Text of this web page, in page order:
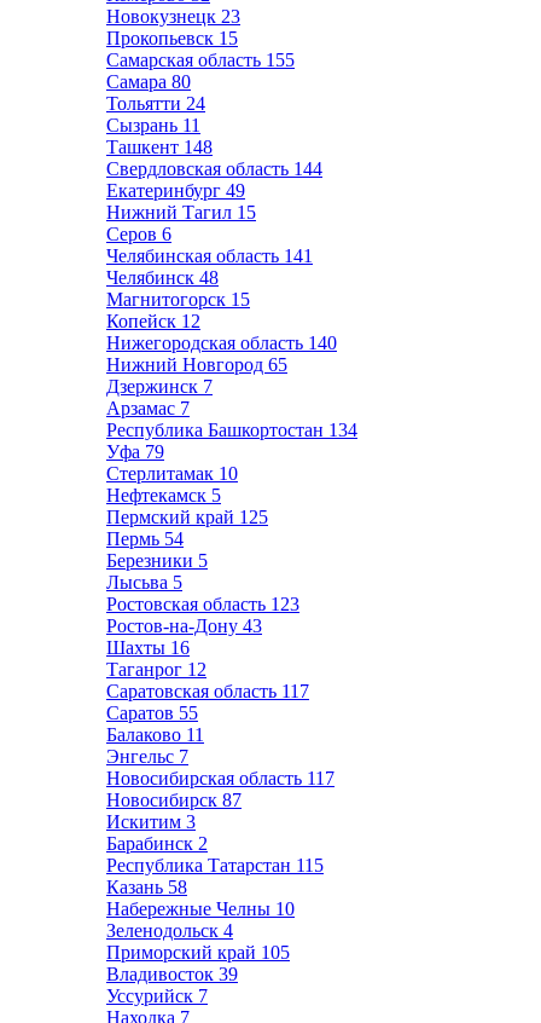
Новокузнецк 23
Прокопьевск 15
Самарская область 155
Самара 80
Тольятти 24
Сызрань 11
Ташкент 148
Свердловская область 144
Екатеринбург 49
Нижний Тагил 15
Серов 6
Челябинская область 141
Челябинск 48
Магнитогорск 15
Копейск 12
Нижегородская область 140
Нижний Новгород 65
Дзержинск 7
Арзамас 7
Республика Башкортостан 134
Уфа 79
Стерлитамак 10
Нефтекамск 5
Пермский край 125
Пермь 54
Березники 5
Лысьва 5
Ростовская область 123
Ростов-на-Дону 43
Шахты 16
Таганрог 12
Саратовская область 117
Саратов 55
Балаково 11
Энгельс 7
Новосибирская область 117
Новосибирск 87
Искитим 3
Барабинск 2
Республика Татарстан 115
Казань 58
Набережные Челны 10
Зеленодольск 4
Приморский край 105
Владивосток 39
Уссурийск 7
Находка 7